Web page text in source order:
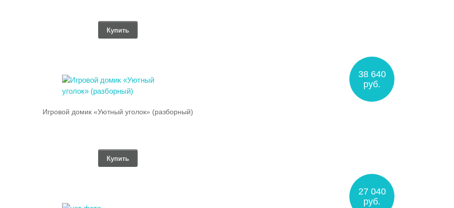
Купить
38 640
руб.
Игровой домик «Уютный уголок» (разборный)
Купить
27 040
руб.